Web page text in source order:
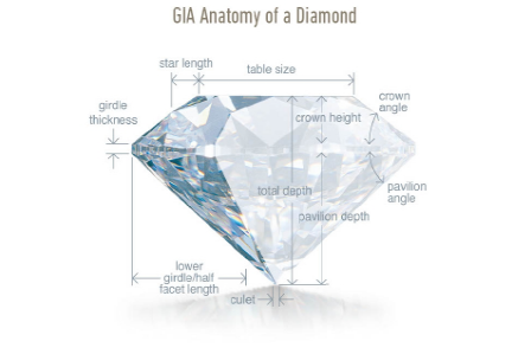
ANTWERP DIAMONDS LUXURY COLLECTION
3D TRAURINGKONFIGURATION